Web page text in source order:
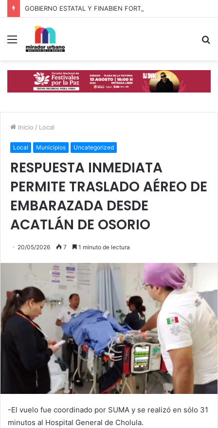
Menú
Inicio / Local
Local Municipios Uncategorized
RESPUESTA INMEDIATA
PERMITE TRASLADO AÉREO DE
EMBARAZADA DESDE
ACATLÁN DE OSORIO
20/05/2026 7 1 minuto de lectura
-El vuelo fue coordinado por SUMA y se realizó en sólo 31
minutos al Hospital General de Cholula.